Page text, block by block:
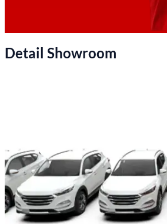
Detail Showroom